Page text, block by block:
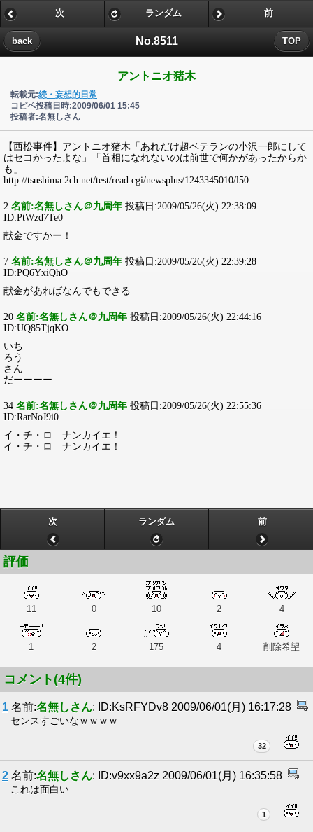
No.8511
back TOP
次 ランダム 前
アントニオ猪木
転載元:続・妄想的日常
コピペ投稿日時:2009/06/01 15:45
投稿者:名無しさん
【西松事件】アントニオ猪木「あれだけ超ベテランの小沢一郎にして
はセコかったよな」「首相になれないのは前世で何かがあったからか
も」
http://tsushima.2ch.net/test/read.cgi/newsplus/1243345010/l50
2 名前:名無しさん＠九周年 投稿日:2009/05/26(火) 22:38:09
ID:PtWzd7Te0
献金ですかー！
7 名前:名無しさん＠九周年 投稿日:2009/05/26(火) 22:39:28
ID:PQ6YxiQhO
献金があればなんでもできる
20 名前:名無しさん＠九周年 投稿日:2009/05/26(火) 22:44:16
ID:UQ85TjqKO
いち
ろう
さん
だーーーー
34 名前:名無しさん＠九周年 投稿日:2009/05/26(火) 22:55:36
ID:RarNoJ9i0
イ・チ・ロ ナンカイエ！
イ・チ・ロ ナンカイエ！
次 ランダム 前
評価
11 0 10 2 4
1 2 175 4 削除希望
コメント(4件)
1 名前:名無しさん: ID:KsRFYDv8 2009/06/01(月) 16:17:28
センスすごいなｗｗｗｗ
32
2 名前:名無しさん: ID:v9xx9a2z 2009/06/01(月) 16:35:58
これは面白い
1